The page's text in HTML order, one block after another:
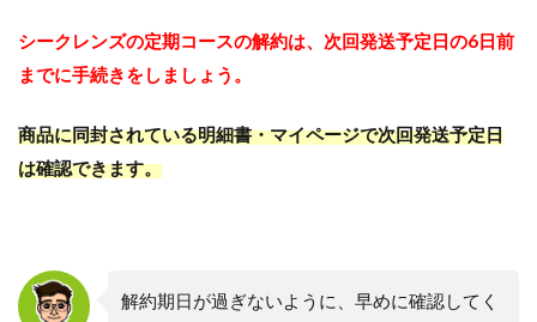
シークレンズの定期コースの解約は、次回発送予定日の6日前
までに手続きをしましょう。
商品に同封されている明細書・マイページで次回発送予定日
は確認できます。
解約期日が過ぎないように、早めに確認してく